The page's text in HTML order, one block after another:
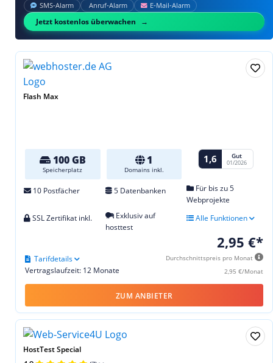
SMS‑Alarm Anruf‑Alarm E‑Mail‑Alarm
Jetzt kostenlos überwachen
Flash Max
100 GB
Speicherplatz
1
Domains inkl.
1,6 Gut
01/2026
10 Postfächer 5 Datenbanken
Für bis zu 5
Webprojekte
SSL Zertifikat inkl.
Exklusiv auf
hosttest
Alle Funktionen
2,95 €*
Durchschnittspreis pro Monat
2,95 €/Monat
Vertragslaufzeit: 12 Monate
Tarifdetails
ZUM ANBIETER
HostTest Special